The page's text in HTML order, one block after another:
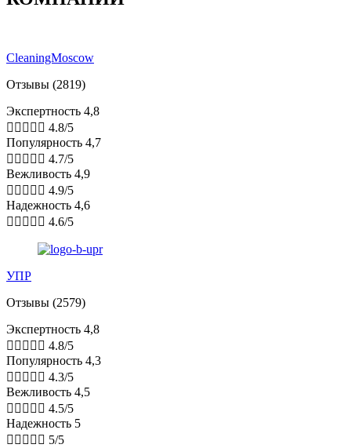
CleaningMoscow
Отзывы (2819)
Экспертность 4,8
     4.8/5
Популярность 4,7
     4.7/5
Вежливость 4,9
     4.9/5
Надежность 4,6
     4.6/5
УПР
Отзывы (2579)
Экспертность 4,8
     4.8/5
Популярность 4,3
     4.3/5
Вежливость 4,5
     4.5/5
Надежность 5
     5/5